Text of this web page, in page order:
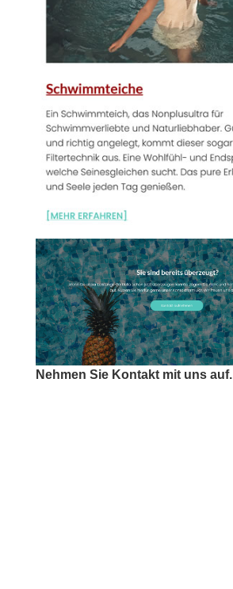
Nehmen Sie Kontakt mit uns auf.